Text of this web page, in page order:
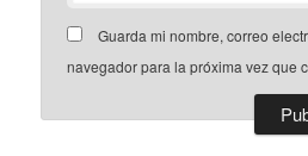
Guarda mi nombre, correo
navegador para la próxima vez que